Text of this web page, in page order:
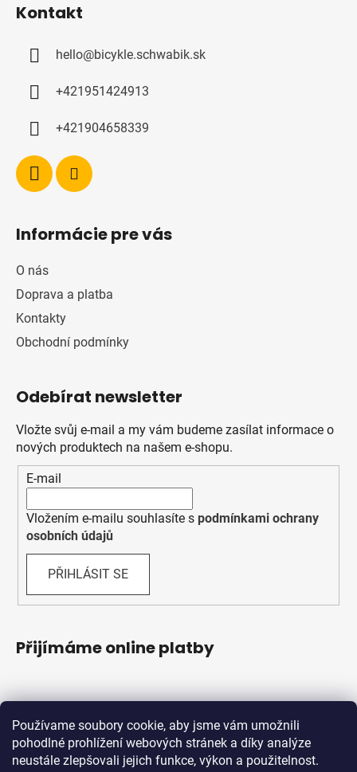
Používame soubory cookie, aby jsme vám umožnili
pohodlné prohlížení webových stránek a díky analýze
neustále zlepšovali jejich funkce, výkon a použitelnost.
Kontakt
hello@bicykle.schwabik.sk
+421951424913
+421904658339
Informácie pre vás
O nás
Doprava a platba
Kontakty
Obchodní podmínky
Odebírat newsletter
Vložte svůj e-mail a my vám budeme zasílat informace o
nových produktech na našem e-shopu.
E-mail
Vložením e-mailu souhlasíte s podmínkami ochrany
osobních údajů
PŘIHLÁSIT SE
Přijímáme online platby